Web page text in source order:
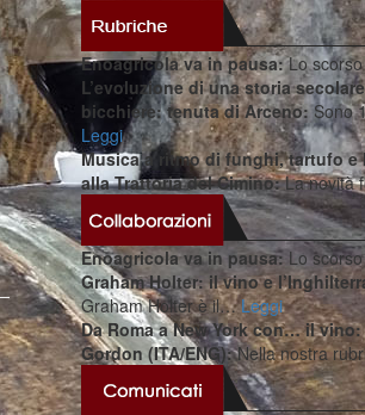
Enoagricola va in pausa:Lo
L’evoluzione di una storia
bicchiere: tenuta di Arceno:Sono
Leggi
Musica a ritmo di funghi, tartufo e
alla Trattoria del Cimino:La novità
Enoagricola va in pausa: Lo
Graham Holter: il vino e
Graham Holter è il…Leggi
Da Roma a New York con… il
Gordon (ITA/ENG):Nella nostra